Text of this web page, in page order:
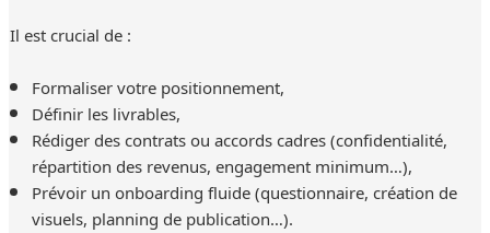
Il est crucial de :
Formaliser votre positionnement,
Définir les livrables,
Rédiger des contrats ou accords cadres (confidentialité,
répartition des revenus, engagement minimum…),
Prévoir un onboarding fluide (questionnaire, création de
visuels, planning de publication…).